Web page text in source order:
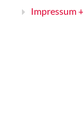
Impressum